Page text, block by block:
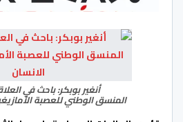
أنغير بوبكر: باحث في
المنسق الوطني للعصبة